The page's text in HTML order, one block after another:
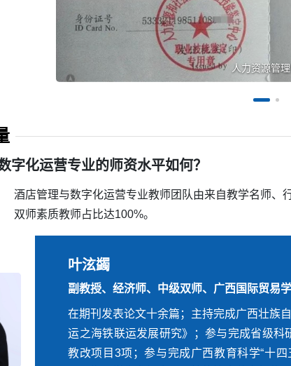
1+X新媒体营销职业
字化运营专业的师资水平如何？
酒店管理与数字化运营专业教师团队由来自教学名师、
双师素质教师占比达100%。
叶泫蠲
副教授、经济师、中级双师、广西国际贸易
在期刊发表论文十余篇；主持完成广西壮族
运之海铁联运发展研究》；参与完成省级
教改项目3项；参与完成广西教育科学“十
潘菲菲
副教授、中级双师、高级电子商务师、高级